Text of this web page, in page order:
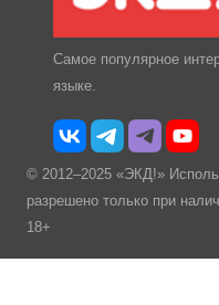
Самое популярное
языке.
© 2012–2025 «ЭКД!»
разрешено только при
18+